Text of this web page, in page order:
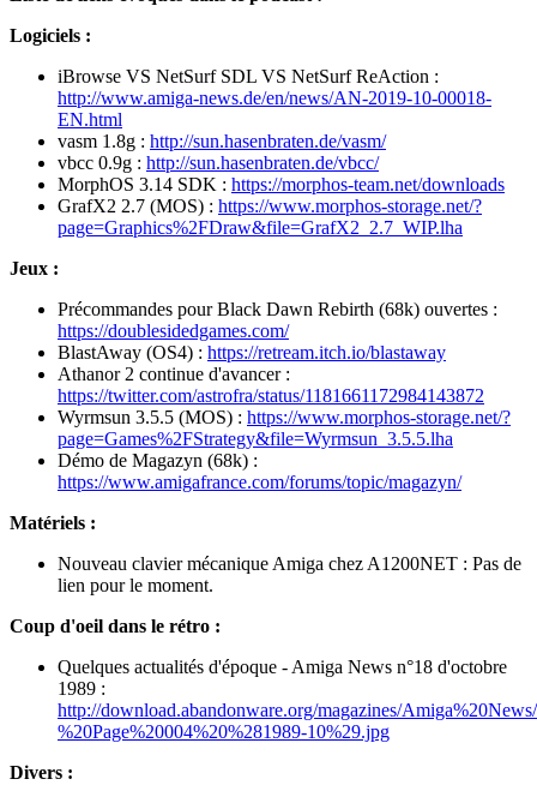
Logiciels :
iBrowse VS NetSurf SDL VS NetSurf ReAction :
http://www.amiga-news.de/en/news/AN-2019-10-00018-
EN.html
vasm 1.8g : http://sun.hasenbraten.de/vasm/
vbcc 0.9g : http://sun.hasenbraten.de/vbcc/
MorphOS 3.14 SDK : https://morphos-team.net/downloads
GrafX2 2.7 (MOS) : https://www.morphos-storage.net/?
page=Graphics%2FDraw&file=GrafX2_2.7_WIP.lha
Jeux :
Précommandes pour Black Dawn Rebirth (68k) ouvertes :
https://doublesidedgames.com/
BlastAway (OS4) : https://retream.itch.io/blastaway
Athanor 2 continue d'avancer :
https://twitter.com/astrofra/status/1181661172984143872
Wyrmsun 3.5.5 (MOS) : https://www.morphos-storage.net/?
page=Games%2FStrategy&file=Wyrmsun_3.5.5.lha
Démo de Magazyn (68k) :
https://www.amigafrance.com/forums/topic/magazyn/
Matériels :
Nouveau clavier mécanique Amiga chez A1200NET : Pas de
lien pour le moment.
Coup d'oeil dans le rétro :
Quelques actualités d'époque - Amiga News n°18 d'octobre
1989 :
http://download.abandonware.org/magazines/
%20Page%20004%20%281989-10%29.jpg
Divers :